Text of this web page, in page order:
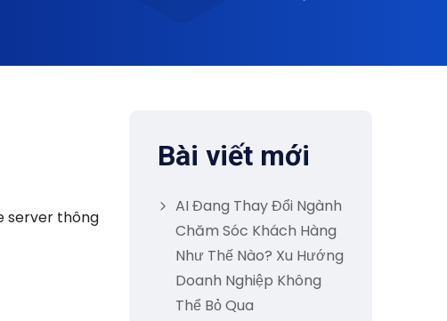
server thông
Bài viết mới
AI Đang Thay Đổi Ngành
Chăm Sóc Khách Hàng
Như Thế Nào? Xu Hướng
Doanh Nghiệp Không
Thể Bỏ Qua